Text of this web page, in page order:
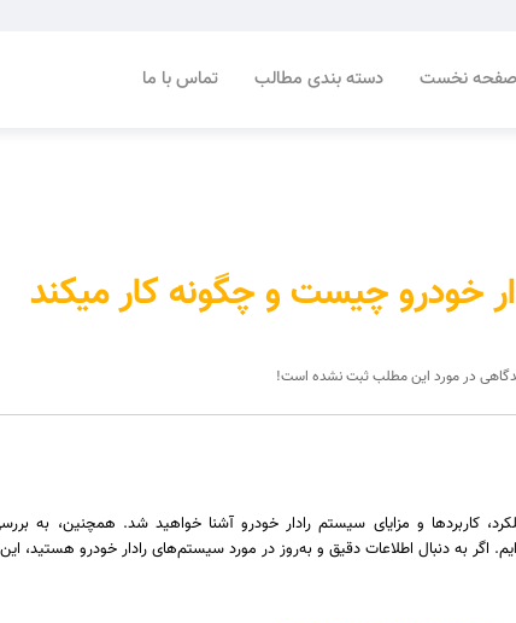
صفحه نخست دسته بندی مطالب تماس با ما
خودرو چیست و چگونه کار میکند
در مورد این مطلب ثبت نشده است!
کاربردها و مزایای سیستم رادار خودرو آشنا خواهید شد. همچنین، به
اگر به دنبال اطلاعات دقیق و به‌روز در مورد سیستم‌های رادار خودرو هستید،